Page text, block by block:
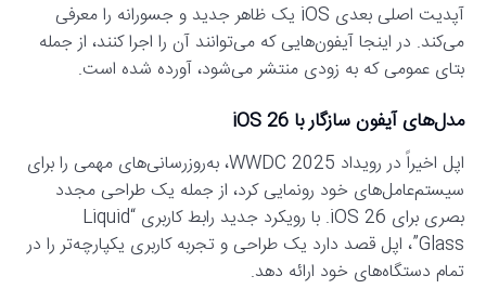
آپدیت اصلی بعدی iOS یک ظاهر جدید و جسورانه را معرفی
می‌کند. در اینجا آیفون‌هایی که می‌توانند آن را اجرا کنند، از جمله
بتای عمومی که به زودی منتشر می‌شود، آورده شده است.
مدل‌های آیفون سازگار با iOS 26
اپل اخیراً در رویداد WWDC 2025، به‌روزرسانی‌های مهمی را برای
سیستم‌عامل‌های خود رونمایی کرد، از جمله یک طراحی مجدد
بصری برای iOS 26. با رویکرد جدید رابط کاربری “Liquid
Glass”، اپل قصد دارد یک طراحی و تجربه کاربری یکپارچه‌تر را در
تمام دستگاه‌های خود ارائه دهد.